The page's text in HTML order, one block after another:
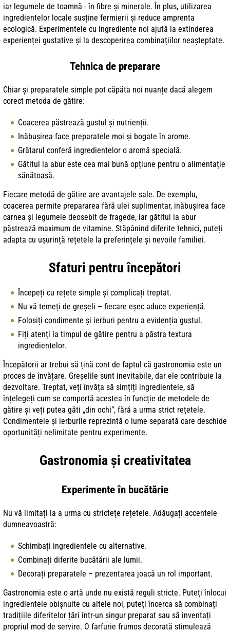
iar legumele de toamnă - în fibre și minerale. În plus, utilizarea
ingredientelor locale susține fermierii și reduce amprenta
ecologică. Experimentele cu ingrediente noi ajută la extinderea
experienței gustative și la descoperirea combinațiilor neașteptate.
Tehnica de preparare
Chiar și preparatele simple pot căpăta noi nuanțe dacă alegem
corect metoda de gătire:
Coacerea păstrează gustul și nutrienții.
Inăbușirea face preparatele moi și bogate în arome.
Grătarul conferă ingredientelor o aromă specială.
Gătitul la abur este cea mai bună opțiune pentru o alimentație
sănătoasă.
Fiecare metodă de gătire are avantajele sale. De exemplu,
coacerea permite prepararea fără ulei suplimentar, inăbușirea face
carnea și legumele deosebit de fragede, iar gătitul la abur
păstrează maximum de vitamine. Stăpânind diferite tehnici, puteți
adapta cu ușurință rețetele la preferințele și nevoile familiei.
Sfaturi pentru începători
Începeți cu rețete simple și complicați treptat.
Nu vă temeți de greșeli – fiecare eșec aduce experiență.
Folosiți condimente și ierburi pentru a evidenția gustul.
Fiți atenți la timpul de gătire pentru a păstra textura
ingredientelor.
Începătorii ar trebui să țină cont de faptul că gastronomia este un
proces de învățare. Greșelile sunt inevitabile, dar ele contribuie la
dezvoltare. Treptat, veți învăța să simțiți ingredientele, să
înțelegeți cum se comportă acestea în funcție de metodele de
gătire și veți putea găti „din ochi”, fără a urma strict rețetele.
Condimentele și ierburile reprezintă o lume separată care deschide
oportunități nelimitate pentru experimente.
Gastronomia și creativitatea
Experimente în bucătărie
Nu vă limitați la a urma cu strictețe rețetele. Adăugați accentele
dumneavoastră:
Schimbați ingredientele cu alternative.
Combinați diferite bucătării ale lumii.
Decorați preparatele – prezentarea joacă un rol important.
Gastronomia este o artă unde nu există reguli stricte. Puteți înlocui
ingredientele obișnuite cu altele noi, puteți încerca să combinați
tradițiile diferitelor țări într-un singur preparat sau să inventați
propriul mod de servire. O farfurie frumos decorată stimulează